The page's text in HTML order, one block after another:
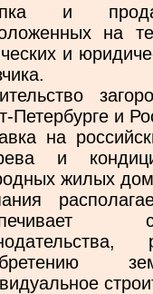
и
на
и
Петербурге и
на
и
жилых